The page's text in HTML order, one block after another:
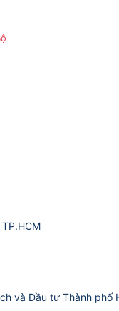
và Đầu tư Thành phố